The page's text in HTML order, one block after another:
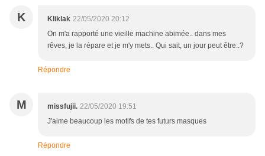
K Kliklak 22/05/2020 20:12
On m'a rapporté une vieille machine abimée.. dans mes
rêves, je la répare et je m'y mets.. Qui sait, un jour peut être..?
Répondre
M missfujii. 22/05/2020 19:51
J'aime beaucoup les motifs de tes futurs masques
Répondre